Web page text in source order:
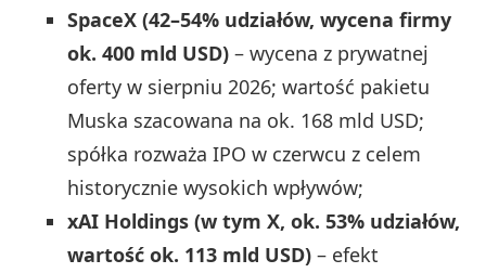
SpaceX (42–54% udziałów, wycena firmy
ok. 400 mld USD) – wycena z prywatnej
oferty w sierpniu 2026; wartość pakietu
Muska szacowana na ok. 168 mld USD;
spółka rozważa IPO w czerwcu z celem
historycznie wysokich wpływów;
xAI Holdings (w tym X, ok. 53% udziałów,
wartość ok. 113 mld USD) – efekt